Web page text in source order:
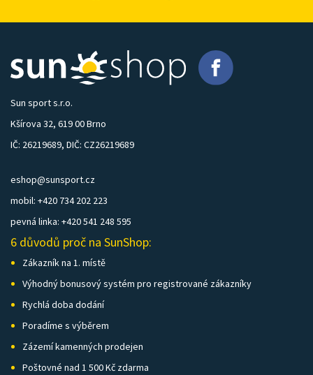
Sun sport s.r.o.
Kšírova 32, 619 00 Brno
IČ: 26219689, DIČ: CZ26219689
eshop@sunsport.cz
mobil: +420 734 202 223
pevná linka: +420 541 248 595
6 důvodů proč na SunShop:
Zákazník na 1. místě
Výhodný bonusový systém pro registrované zákazníky
Rychlá doba dodání
Poradíme s výběrem
Zázemí kamenných prodejen
Poštovné nad 1 500 Kč zdarma